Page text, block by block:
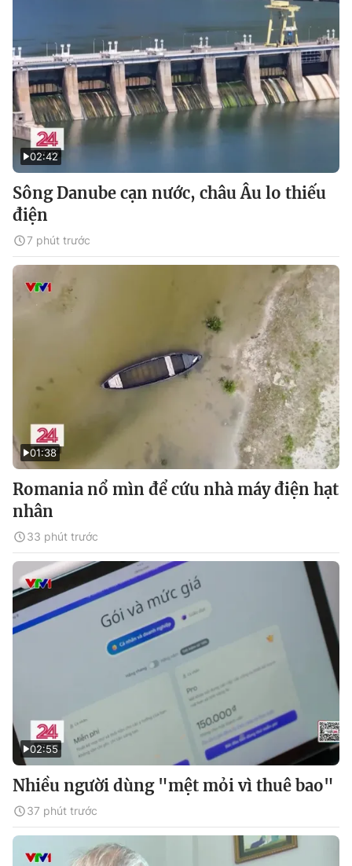
02:42
Sông Danube cạn nước, châu Âu lo thiếu
điện
7 phút trước
01:38
Romania nổ mìn để cứu nhà máy điện hạt
nhân
33 phút trước
02:55
Nhiều người dùng "mệt mỏi vì thuê bao"
37 phút trước